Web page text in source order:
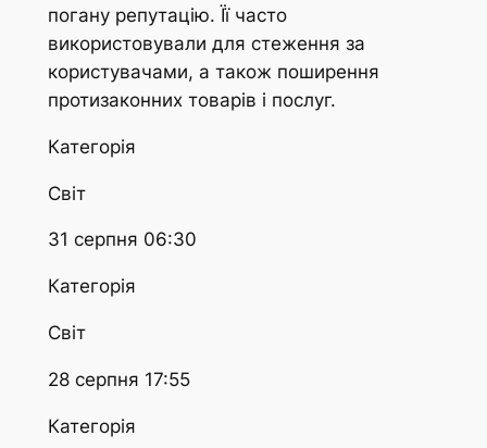
погану репутацію. Її часто
використовували для стеження за
користувачами, а також поширення
протизаконних товарів і послуг.
Категорія
Світ
31 серпня 06:30
Категорія
Світ
28 серпня 17:55
Категорія